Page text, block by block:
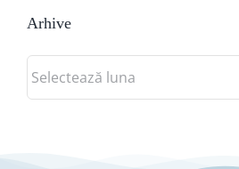
Arhive
Arhive